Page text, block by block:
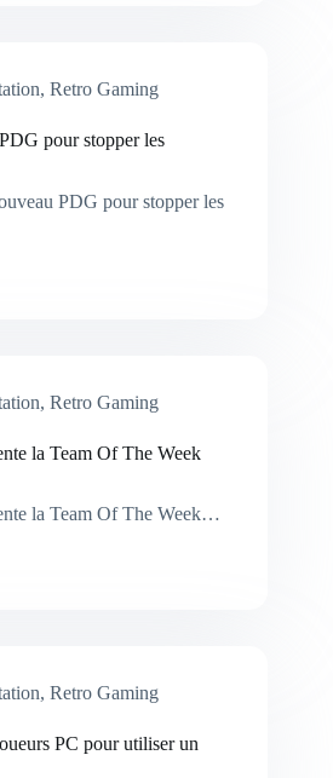
, Retro Gaming
pour stopper les
PDG pour stopper les
, Retro Gaming
la Team Of The Week
la Team Of The Week…
, Retro Gaming
PC pour utiliser un